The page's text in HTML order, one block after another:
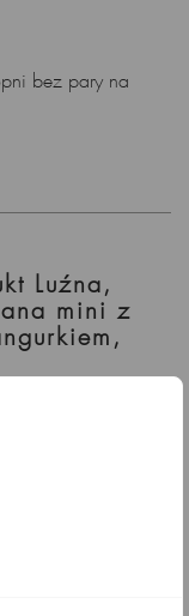
bez pary na
Luźna,
mini z